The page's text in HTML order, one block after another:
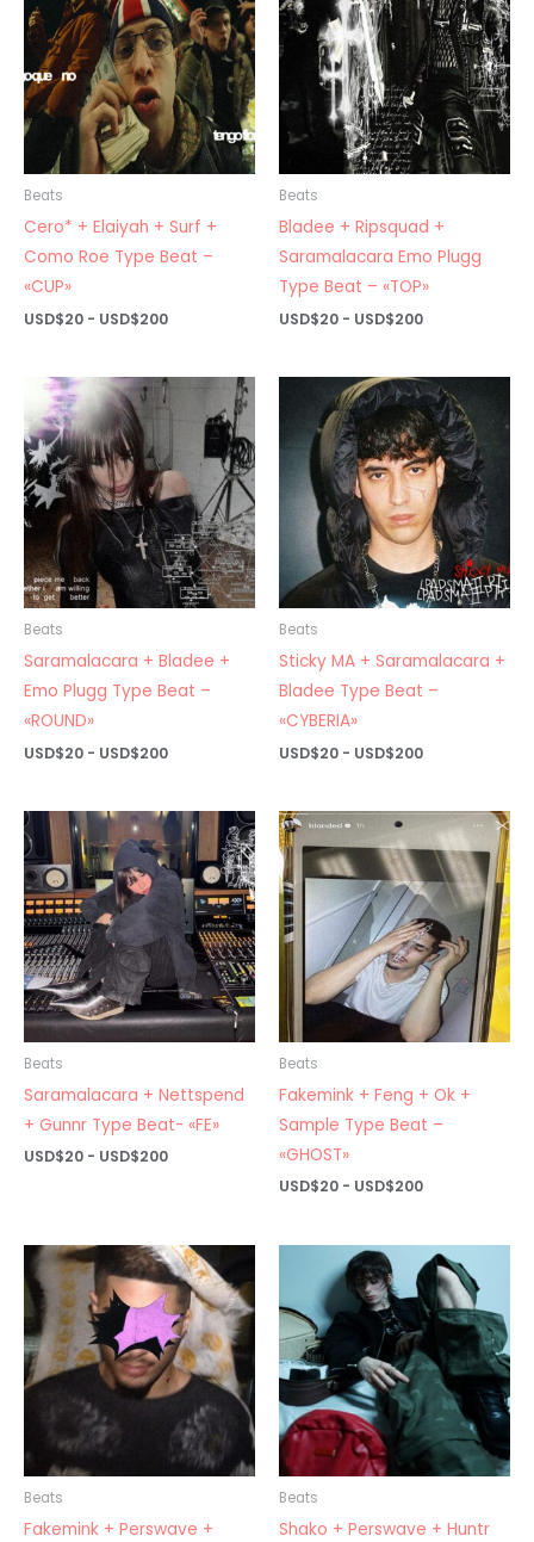
Beats
Cero* + Elaiyah + Surf +
Como Roe Type Beat –
«CUP»
USD$20 - USD$200Rango
desde
USD$20
hasta
USD$200
Beats
Bladee + Ripsquad +
Saramalacara Emo Plugg
Type Beat – «TOP»
USD$20 - USD$200Rango
desde
USD$20
hasta
USD$200
Beats
Saramalacara + Bladee +
Emo Plugg Type Beat –
«ROUND»
USD$20 - USD$200Rango
desde
USD$20
hasta
USD$200
Beats
Sticky MA + Saramalacara +
Bladee Type Beat –
«CYBERIA»
USD$20 - USD$200Rango
desde
USD$20
hasta
USD$200
Beats
Saramalacara + Nettspend
+ Gunnr Type Beat- «FE»
USD$20 - USD$200Rango
hasta
USD$200
Beats
Fakemink + Feng + Ok +
Sample Type Beat –
«GHOST»
USD$20 - USD$200Rango
desde
USD$20
hasta
USD$200
Beats
Fakemink + Perswave +
Beats
Shako + Perswave + Huntr